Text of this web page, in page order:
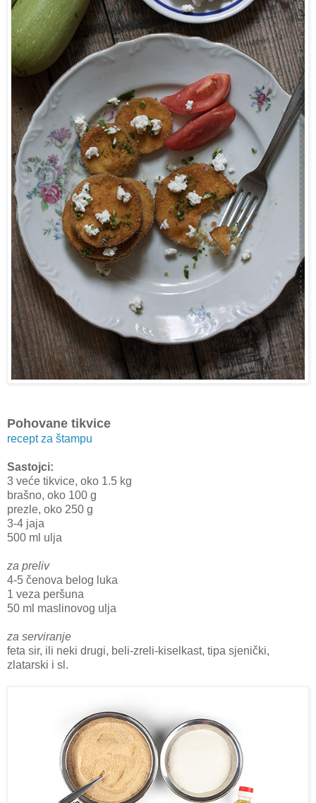
Pohovane tikvice
recept za štampu
Sastojci:
3 veće tikvice, oko 1.5 kg
brašno, oko 100 g
prezle, oko 250 g
3-4 jaja
500 ml ulja
za preliv
4-5 čenova belog luka
1 veza peršuna
50 ml maslinovog ulja
za serviranje
feta sir, ili neki drugi, beli-zreli-kiselkast, tipa sjenički,
zlatarski i sl.